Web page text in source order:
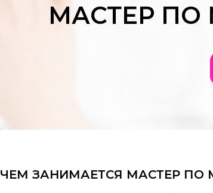
ЧЕМ ЗАНИМАЕТСЯ МАСТЕР ПО
МАСТЕР